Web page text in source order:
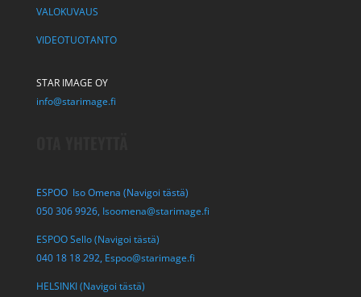
VALOKUVAUS
VIDEOTUOTANTO
STAR IMAGE OY
info@starimage.fi
ESPOO Iso Omena (Navigoi tästä)
050 306 9926, Isoomena@starimage.fi
ESPOO Sello (Navigoi tästä)
040 18 18 292, Espoo@starimage.fi
HELSINKI (Navigoi tästä)